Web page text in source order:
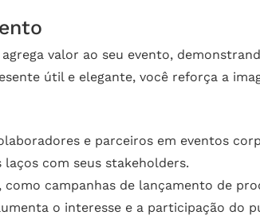
valor ao seu evento,
útil e elegante, você reforça a
e parceiros em eventos
com seus stakeholders.
campanhas de lançamento de
o interesse e a participação do